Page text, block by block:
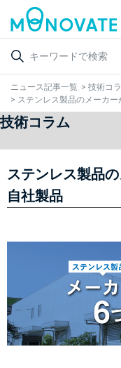
ニュース記事一覧 > 技術コ
> ステンレス製品のメーカ
技術コラム
ステンレス製品
自社製品